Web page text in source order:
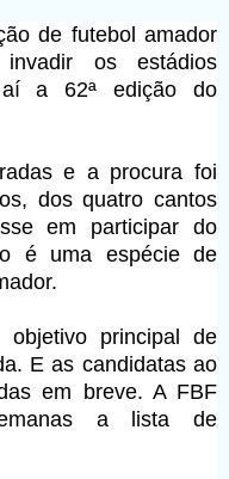
de futebol amador
os estádios
aí a 62ª edição do
e a procura foi
dos quatro cantos
em participar do
é uma espécie de
principal de
E as candidatas ao
em breve. A FBF
a lista de